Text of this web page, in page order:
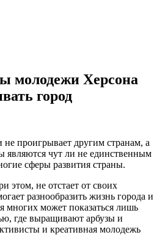
молодежи Херсона
город
не проигрывает другим странам, а
чут ли не единственным
сферы развития страны.
этом, не отстает от своих
разнообразить жизнь города и
многих может показаться лишь
где выращивают арбузы и
и креативная молодежь